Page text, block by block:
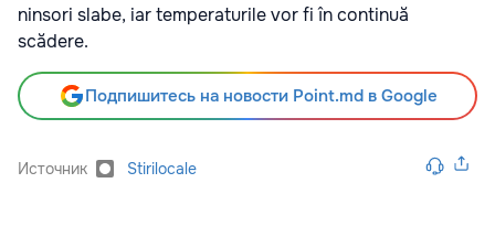
ninsori slabe, iar temperaturile vor fi în continuă
scădere.
Подпишитесь на новости Point.md в Google
Источник Stirilocale